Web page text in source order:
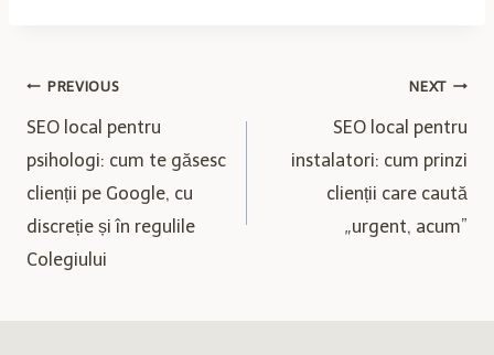
Navigare
în
articole
PREVIOUS
SEO local pentru
psihologi: cum te găsesc
clienții pe Google, cu
discreție și în regulile
Colegiului
NEXT
SEO local pentru
instalatori: cum prinzi
clienții care caută
„urgent, acum”